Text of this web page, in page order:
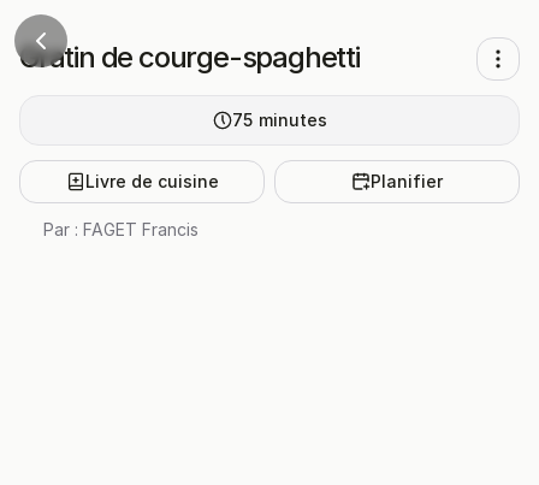
Gratin de courge-spaghetti
75 minutes
Livre de cuisine Planifier
Par : FAGET Francis